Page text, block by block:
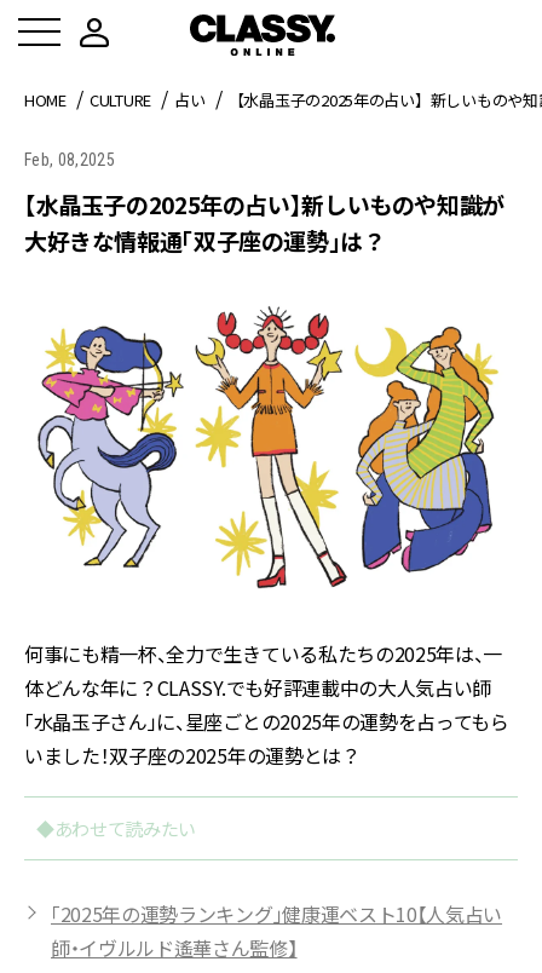
HOME CULTURE 占い 【水晶玉子の2025年の占い】新しいものや
Feb, 08,2025
【水晶玉子の2025年の占い】新しいものや知識が
大好きな情報通「双子座の運勢」は？
何事にも精一杯、全力で生きている私たちの2025年は、一
体どんな年に？CLASSY.でも好評連載中の大人気占い師
「水晶玉子さん」に、星座ごとの2025年の運勢を占ってもら
いました！双子座の2025年の運勢とは？
◆あわせて読みたい
「2025年の運勢ランキング」健康運ベスト10【人気占い
師・イヴルルド遙華さん監修】